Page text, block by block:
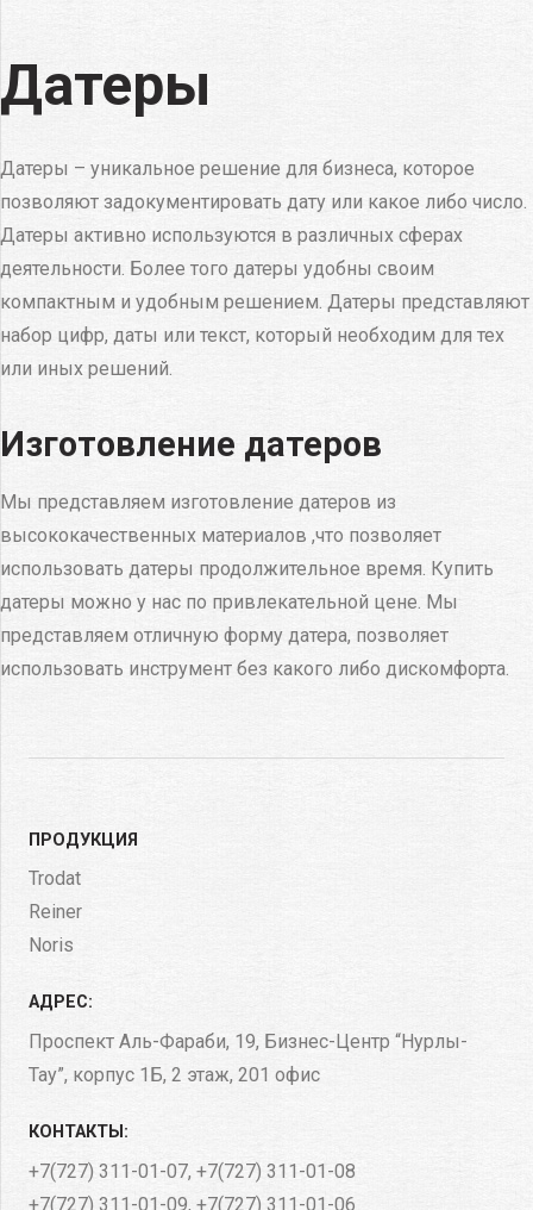
Датеры
Датеры – уникальное решение для бизнеса, которое
позволяют задокументировать дату или какое либо число.
Датеры активно используются в различных сферах
деятельности. Более того датеры удобны своим
компактным и удобным решением. Датеры представляют
набор цифр, даты или текст, который необходим для тех
или иных решений.
Изготовление датеров
Мы представляем изготовление датеров из
высококачественных материалов ,что позволяет
использовать датеры продолжительное время. Купить
датеры можно у нас по привлекательной цене. Мы
представляем отличную форму датера, позволяет
использовать инструмент без какого либо дискомфорта.
ПРОДУКЦИЯ
Trodat
Reiner
Noris
АДРЕС:
Проспект Аль-Фараби, 19, Бизнес-Центр “Нурлы-
Тау”, корпус 1Б​, 2 этаж, 201 офис
КОНТАКТЫ:
+7(727) 311-01-07, +7(727) 311-01-08
+7(727) 311-01-09, +7(727) 311-01-06